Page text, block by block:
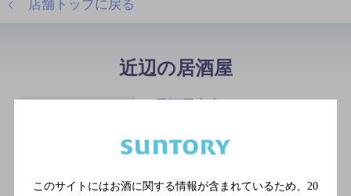
店舗トップに戻る
近辺の居酒屋
JR各線 日田駅
このサイトにはお酒に関する情報が含まれているため、 20